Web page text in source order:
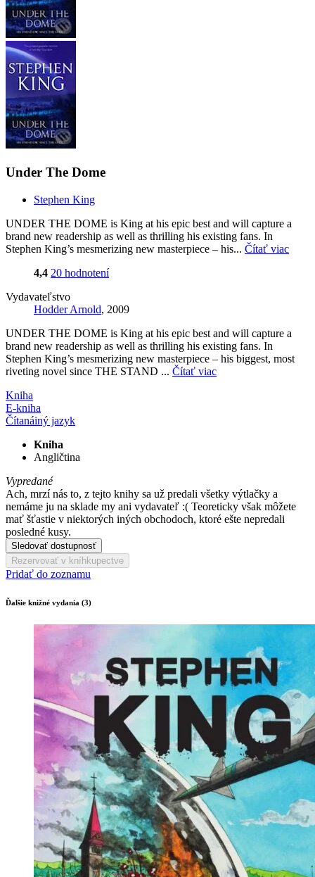
Under The Dome
Stephen King
UNDER THE DOME is King at his epic best and will capture a
brand new readership as well as thrilling his existing fans. In
Stephen King’s mesmerizing new masterpiece – his... Čítať viac
4,4 20 hodnotení
Vydavateľstvo
Hodder Arnold, 2009
UNDER THE DOME is King at his epic best and will capture a
brand new readership as well as thrilling his existing fans. In
Stephen King’s mesmerizing new masterpiece – his biggest, most
riveting novel since THE STAND ... Čítať viac
Kniha
E-kniha
Čítanáiný jazyk
Kniha
Angličtina
Vypredané
Ach, mrzí nás to, z tejto knihy sa už predali všetky výtlačky a
nemáme ju na sklade my ani vydavateľ :( Teoreticky však môžete
mať šťastie v niektorých iných obchodoch, ktoré ešte nepredali
posledné kusy.
Sledovať dostupnosť
Rezervovať v kníhkupectve
Pridať do zoznamu
Ďalšie knižné vydania (3)